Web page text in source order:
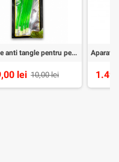
Set 5 tije anti tangle pentru pescuitul la feeder
lei 10,00 lei